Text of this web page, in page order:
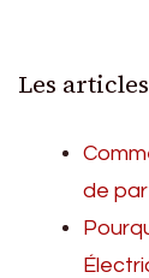
Les
de